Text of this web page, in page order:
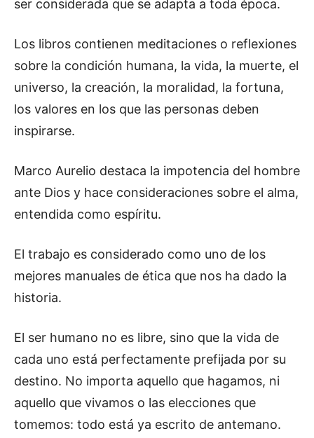
ser considerada que se adapta a toda época.
Los libros contienen meditaciones o reflexiones
sobre la condición humana, la vida, la muerte, el
universo, la creación, la moralidad, la fortuna,
los valores en los que las personas deben
inspirarse.
Marco Aurelio destaca la impotencia del hombre
ante Dios y hace consideraciones sobre el alma,
entendida como espíritu.
El trabajo es considerado como uno de los
mejores manuales de ética que nos ha dado la
historia.
El ser humano no es libre, sino que la vida de
cada uno está perfectamente prefijada por su
destino. No importa aquello que hagamos, ni
aquello que vivamos o las elecciones que
tomemos: todo está ya escrito de antemano.